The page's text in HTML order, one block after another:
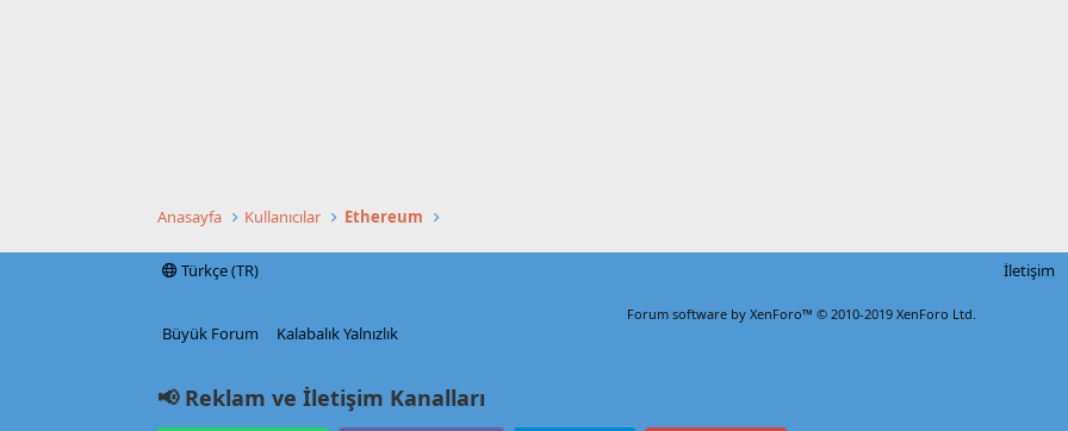
Anasayfa Kullanıcılar Ethereum
Türkçe (TR) İletişim
Forum software by XenForo™ © 2010-2019 XenForo Ltd.
Büyük Forum Kalabalık Yalnızlık
📢 Reklam ve İletişim Kanalları